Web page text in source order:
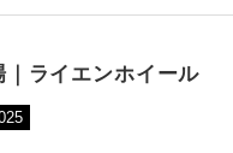
ライエンホイール